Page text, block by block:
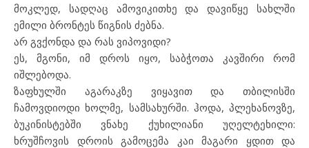
მოკლედ, სადღაც ამოვიკითხე და დავიწყე სახლში
ემილი ბრონტეს წიგნის ძებნა.
არ გვქონდა და რას ვიპოვიდი?
ეს, მგონი, იმ დროს იყო, საბჭოთა კავშირი რომ
იშლებოდა.
ზაფხულში აგარაკზე ვიყავით და თბილისში
ჩამოვდიოდი ხოლმე, სამსახურში. ჰოდა, პლეხანოვზე,
ბუკინისტებში ვნახე ქუხილიანი უღელტეხილი:
ხრუშჩოვის დროის გამოცემა კაი მაგარი ყდით და